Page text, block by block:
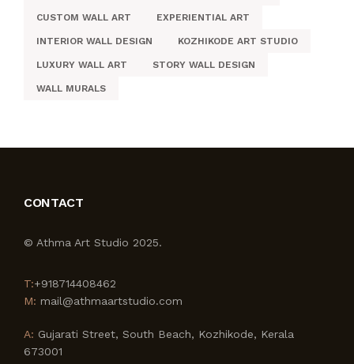
CUSTOM WALL ART EXPERIENTIAL ART
INTERIOR WALL DESIGN KOZHIKODE ART STUDIO
LUXURY WALL ART STORY WALL DESIGN
WALL MURALS
CONTACT
© Athma Art Studio 2025.
T:+918714408462
M: mail@athmaartstudio.com
A: Gujarati Street, South Beach, Kozhikode, Kerala
673001